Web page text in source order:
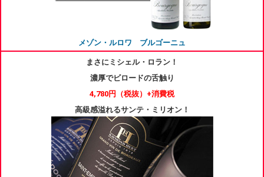
メゾン・ルロワ ブルゴーニュ
まさにミシェル・ロラン！
濃厚でビロードの舌触り
4,780円
（税抜）+消費税
高級感溢れるサンテ・ミリオン！